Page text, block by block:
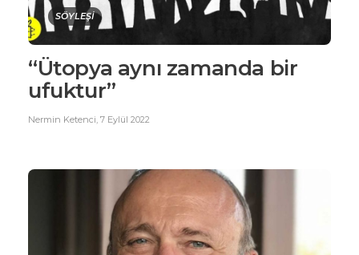
SÖYLEŞİ
“Ütopya aynı zamanda bir
ufuktur”
Nermin Ketenci, 7 Eylül 2022